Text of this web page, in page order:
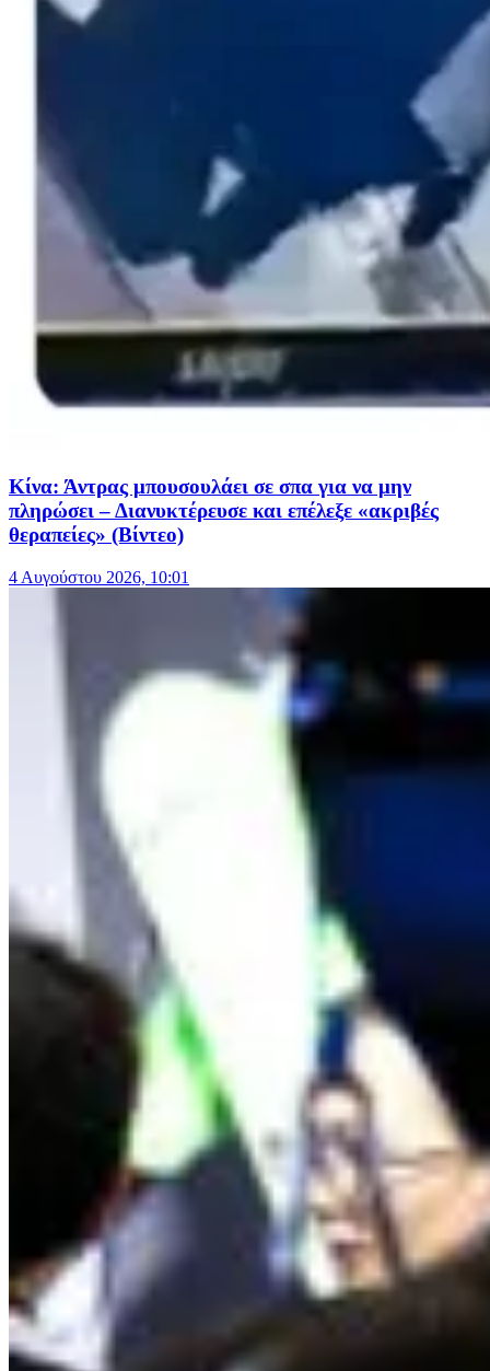
Κίνα: Άντρας μπουσουλάει σε σπα για να μην
πληρώσει – Διανυκτέρευσε και επέλεξε «ακριβές
θεραπείες» (Βίντεο)
4 Αυγούστου 2026, 10:01